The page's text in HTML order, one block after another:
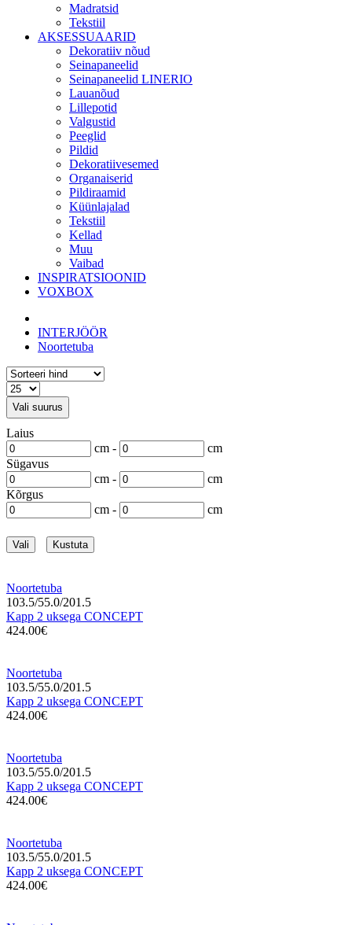
Madratsid
Tekstiil
AKSESSUAARID
Dekoratiiv nõud
Seinapaneelid
Seinapaneelid LINERIO
Lauanõud
Lillepotid
Valgustid
Peeglid
Pildid
Dekoratiivesemed
Organaiserid
Pildiraamid
Küünlajalad
Tekstiil
Kellad
Muu
Vaibad
INSPIRATSIOONID
VOXBOX
INTERJÖÖR
Noortetuba
Vali suurus
Laius
cm -
cm
Sügavus
cm -
cm
Kõrgus
cm -
cm
Vali Kustuta
Noortetuba
103.5/55.0/201.5
Kapp 2 uksega CONCEPT
424.00€
Noortetuba
103.5/55.0/201.5
Kapp 2 uksega CONCEPT
424.00€
Noortetuba
103.5/55.0/201.5
Kapp 2 uksega CONCEPT
424.00€
Noortetuba
103.5/55.0/201.5
Kapp 2 uksega CONCEPT
424.00€